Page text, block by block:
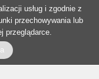
usług i zgodnie z
przechowywania lub
przeglądarce.